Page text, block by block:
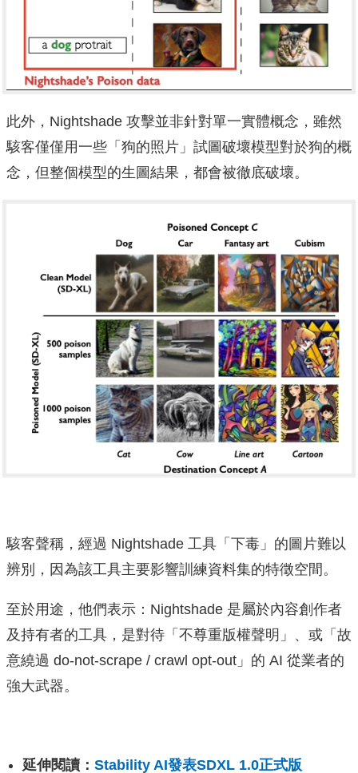
此外，Nightshade 攻擊並非針對單一實體概念，雖然
駭客僅僅用一些「狗的照片」試圖破壞模型對於狗的概
念，但整個模型的生圖結果，都會被徹底破壞。
駭客聲稱，經過 Nightshade 工具「下毒」的圖片難以
辨別，因為該工具主要影響訓練資料集的特徵空間。
至於用途，他們表示：Nightshade 是屬於內容創作者
及持有者的工具，是對待「不尊重版權聲明」、或「故
意繞過 do-not-scrape / crawl opt-out」的 AI 從業者的
強大武器。
延伸閱讀： Stability AI發表SDXL 1.0正式版